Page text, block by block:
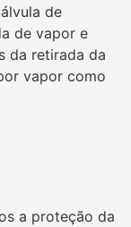
de
de vapor e
da retirada da
vapor como
a proteção da